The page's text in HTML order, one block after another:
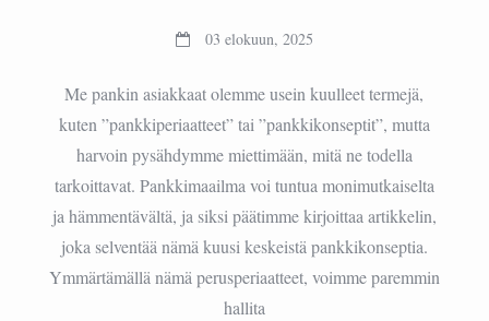
03 elokuun, 2025
Me pankin asiakkaat olemme usein kuulleet termejä,
kuten ”pankkiperiaatteet” tai ”pankkikonseptit”, mutta
harvoin pysähdymme miettimään, mitä ne todella
tarkoittavat. Pankkimaailma voi tuntua monimutkaiselta
ja hämmentävältä, ja siksi päätimme kirjoittaa artikkelin,
joka selventää nämä kuusi keskeistä pankkikonseptia.
Ymmärtämällä nämä perusperiaatteet, voimme paremmin
hallita